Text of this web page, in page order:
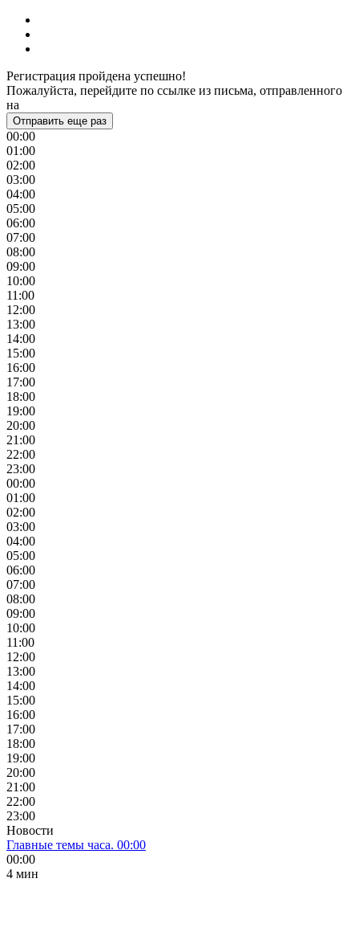
Регистрация пройдена успешно!
Пожалуйста, перейдите по ссылке из письма, отправленного
на
Отправить еще раз
00:00
01:00
02:00
03:00
04:00
05:00
06:00
07:00
08:00
09:00
10:00
11:00
12:00
13:00
14:00
15:00
16:00
17:00
18:00
19:00
20:00
21:00
22:00
23:00
00:00
01:00
02:00
03:00
04:00
05:00
06:00
07:00
08:00
09:00
10:00
11:00
12:00
13:00
14:00
15:00
16:00
17:00
18:00
19:00
20:00
21:00
22:00
23:00
Новости
Главные темы часа. 00:00
00:00
4 мин